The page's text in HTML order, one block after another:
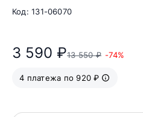
Код: 131-06070
3 590 ₽13 550 ₽ -74%
4 платежа по 920 ₽